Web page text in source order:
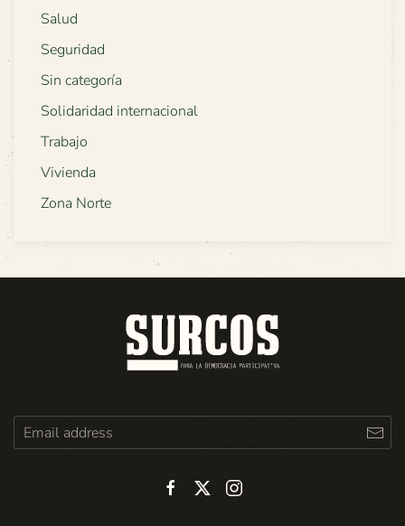
Salud
Seguridad
Sin categoría
Solidaridad internacional
Trabajo
Vivienda
Zona Norte